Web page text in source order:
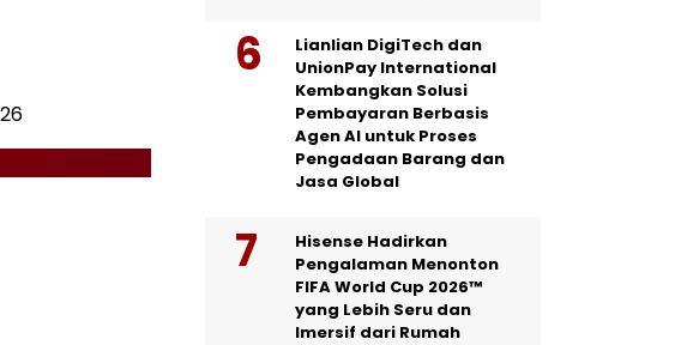
Lianlian DigiTech dan
UnionPay International
Kembangkan Solusi
Pembayaran Berbasis
Agen AI untuk Proses
Pengadaan Barang dan
Jasa Global
Hisense Hadirkan
Pengalaman Menonton
FIFA World Cup 2026™
yang Lebih Seru dan
Imersif dari Rumah